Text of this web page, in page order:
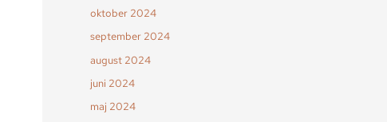
oktober 2024
september 2024
august 2024
juni 2024
maj 2024